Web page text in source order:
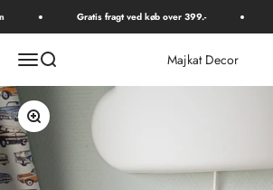
Spring til indholdGratis fragt ved køb over 399.-
Åbn navigationsmenu
Åbn søgefunktion Majkat Decor
Zoom